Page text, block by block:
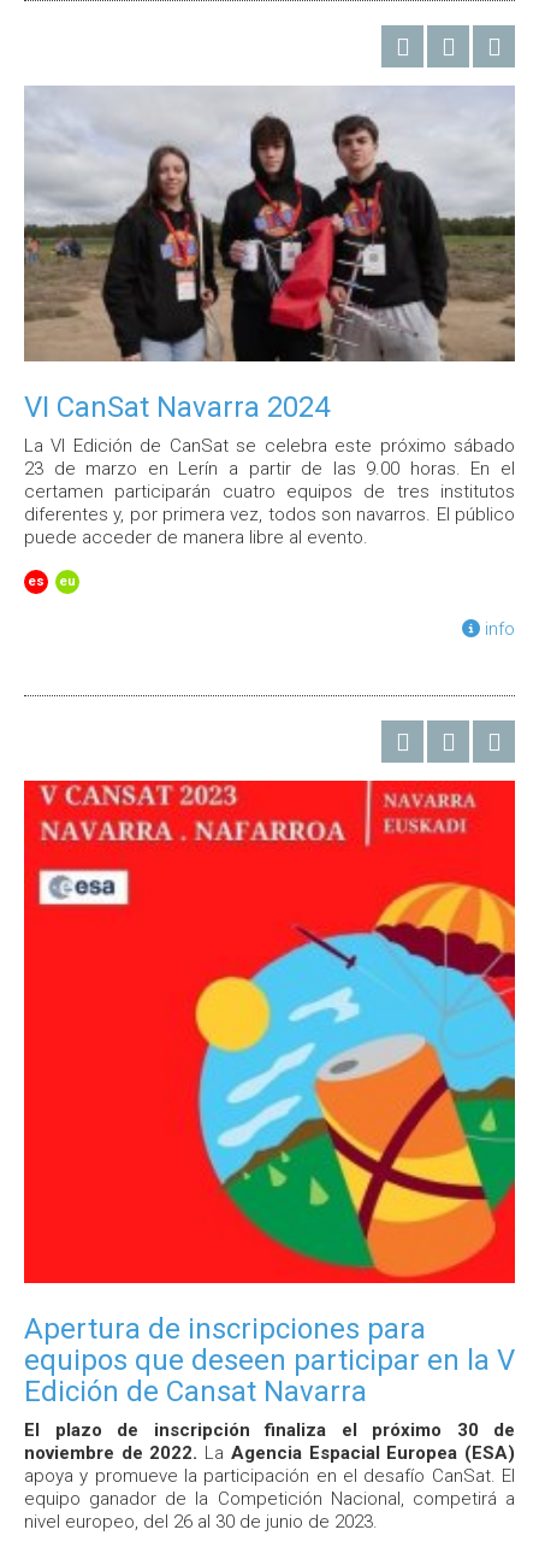
VI CanSat Navarra 2024
La VI Edición de CanSat se celebra este próximo sábado
23 de marzo en Lerín a partir de las 9.00 horas. En el
certamen participarán cuatro equipos de tres institutos
diferentes y, por primera vez, todos son navarros. El público
puede acceder de manera libre al evento.
es eu
info
Apertura de inscripciones para
equipos que deseen participar en la V
Edición de Cansat Navarra
El plazo de inscripción finaliza el próximo 30 de
noviembre de 2022. La Agencia Espacial Europea (ESA)
apoya y promueve la participación en el desafío CanSat. El
equipo ganador de la Competición Nacional, competirá a
nivel europeo, del 26 al 30 de junio de 2023.